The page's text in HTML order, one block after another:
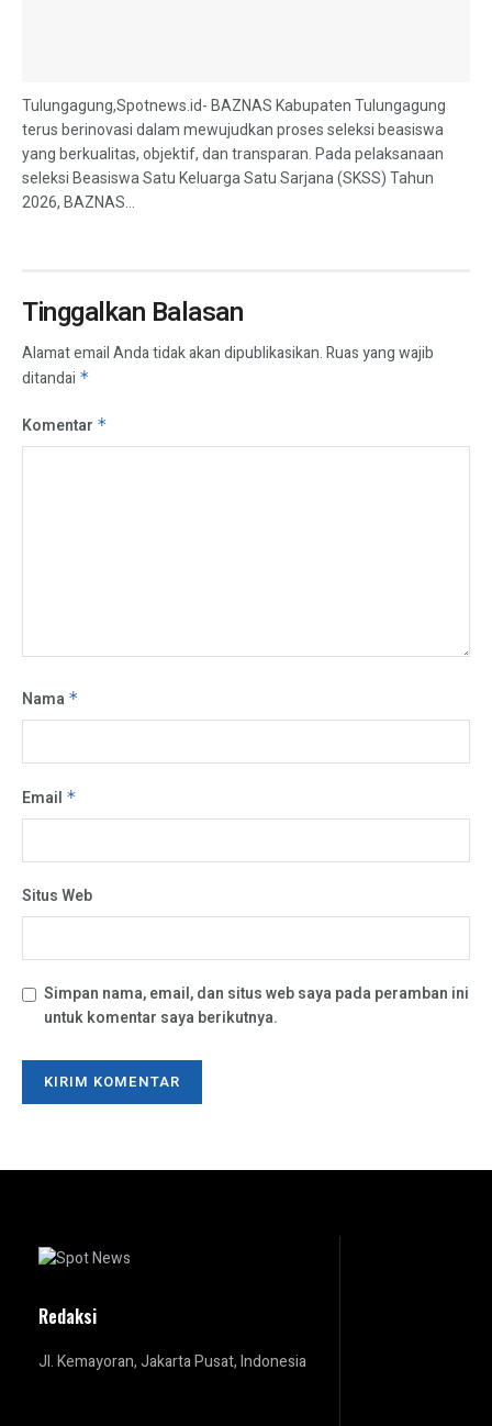
Tulungagung,Spotnews.id- BAZNAS Kabupaten Tulungagung
terus berinovasi dalam mewujudkan proses seleksi beasiswa
yang berkualitas, objektif, dan transparan. Pada pelaksanaan
seleksi Beasiswa Satu Keluarga Satu Sarjana (SKSS) Tahun
2026, BAZNAS...
Tinggalkan Balasan
Alamat email Anda tidak akan dipublikasikan.Ruas yang wajib
ditandai *
Komentar *
Nama *
Email *
Situs Web
Simpan nama, email, dan situs web saya pada peramban ini
untuk komentar saya berikutnya.
Redaksi
Jl. Kemayoran, Jakarta Pusat, Indonesia